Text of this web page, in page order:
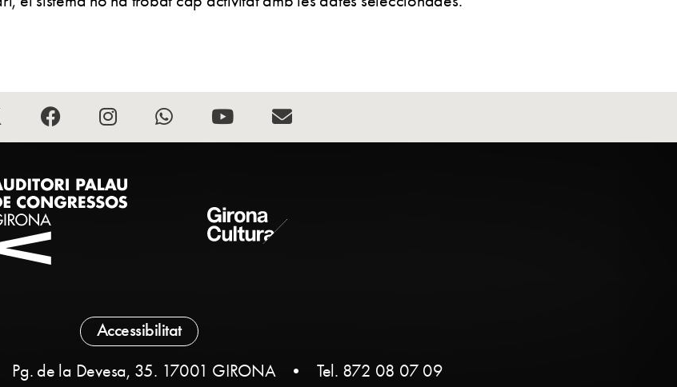
Accessibilitat
Pg. de la Devesa, 35. 17001 GIRONA • Tel. 872 08 07 09